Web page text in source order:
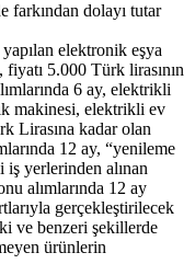
farkından dolayı tutar
yapılan elektronik eşya
fiyatı 5.000 Türk lirasının
6 ay, elektrikli
makinesi, elektrikli ev
Lirasına kadar olan
12 ay, “yenileme
iş yerlerinden alınan
alımlarında 12 ay
gerçekleştirilecek
ve benzeri şekillerde
ürünlerin